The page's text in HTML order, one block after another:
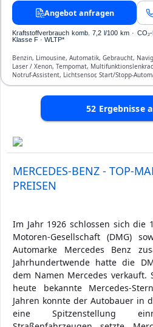
Angebot anfragen
Kraftstoffverbrauch komb. 7,2 l/100 km ·
Klasse F · WLTP*
Benzin, Limousine, Automatik, Gebraucht,
Laser / Xenon, Tempomat,
Notruf-Assistent, Lichtsensor, Start/Stopp-
Freisprecheinrichtung, Verkehrszeichen-
52 Ergebnisse
MERCEDES-BENZ - TOP-
PREISEN
Im Jahr 1926 schlossen sich die
Motoren-Gesellschaft (DMG)
Automarke Mercedes Benz
Jahrhundertwende hatte die
dem Namen Mercedes verkauft.
heute bekannte Mercedes-
Jahren konnte der Autobauer in
eine Spitzenstellung